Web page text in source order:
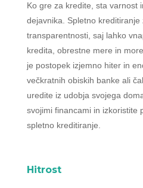
Ko gre za kredite, sta varnost
dejavnika. Spletno
transparentnosti, saj lahko
kredita, obrestne mere in
je postopek izjemno hiter in
večkratnih obiskih banke ali
uredite iz udobja svojega
svojimi financami in izkoristite
spletno kreditiranje.
Hitrost